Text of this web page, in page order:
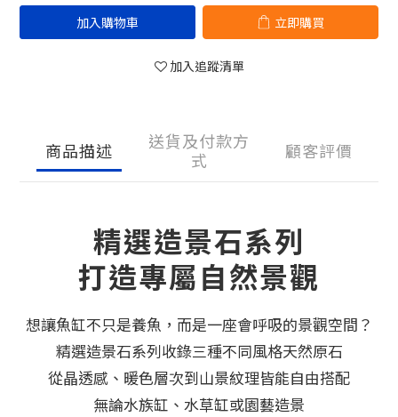
加入購物車 立即購買
加入追蹤清單
商品描述
送貨及付款方
式
顧客評價
精選造景石系列
打造專屬自然景觀
想讓魚缸不只是養魚，而是一座會呼吸的景觀空間？
精選造景石系列收錄三種不同風格天然原石
從晶透感、暖色層次到山景紋理皆能自由搭配
無論水族缸、水草缸或園藝造景